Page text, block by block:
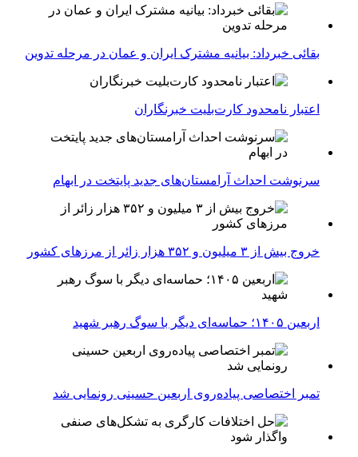
بقائی خبرداد: بیانیه مشترک ایران و عمان در مرحله تدوین
اعتبار نامحدود کارت‌بلیت خبرنگاران
سرنوشت احداث آرامستان‌های جدید پایتخت در ابهام
خروج بیش از ۳ میلیون و ۳۵۲ هزار زائر از مرزهای کشور
اربعین ۱۴۰۵؛ حماسه‌ای دیگر با سوگ رهبر شهید
تمبر اختصاصی پیاده‌روی اربعین حسینی رونمایی شد